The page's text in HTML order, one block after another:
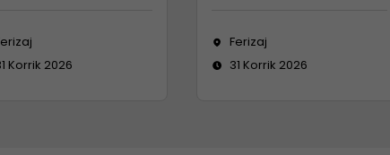
Korrik 2026
Ferizaj
31 Korrik 2026